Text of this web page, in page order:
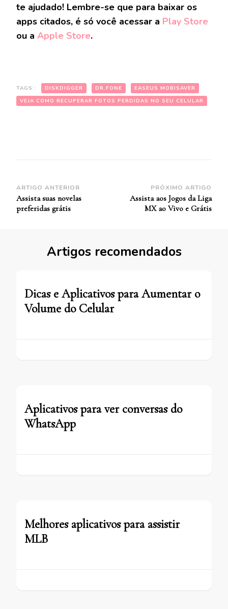
te ajudado! Lembre-se que para baixar os
apps citados, é só você acessar a Play Store
ou a Apple Store.
TAGS: DISKDIGGER DR.FONE
EASEUS MOBISAVER
VEJA COMO RECUPERAR FOTOS PERDIDAS NO SEU CELULAR
Navegação
de
Post
ARTIGO ANTERIOR
Assista suas novelas
preferidas grátis
PRÓXIMO ARTIGO
Assista aos Jogos da Liga
MX ao Vivo e Grátis
Artigos recomendados
Dicas e Aplicativos para Aumentar o
Volume do Celular
Aplicativos para ver conversas do
WhatsApp
Melhores aplicativos para assistir
MLB